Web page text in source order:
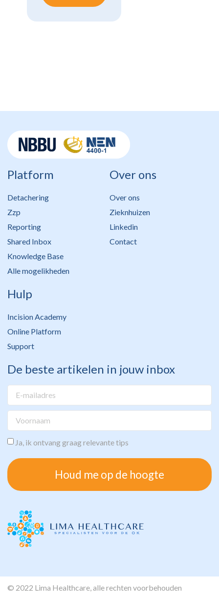
Platform
Detachering
Zzp
Reporting
Shared Inbox
Knowledge Base
Alle mogelikheden
Over ons
Over ons
Zieknhuizen
Linkedin
Contact
Hulp
Incision Academy
Online Platform
Support
De beste artikelen in jouw inbox
Ja, ik ontvang graag relevante tips
Houd me op de hoogte
© 2022 Lima Healthcare, alle rechten voorbehouden